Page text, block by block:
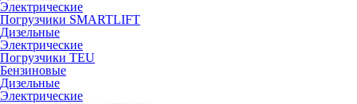
Электрические
Погрузчики SMARTLIFT
Дизельные
Электрические
Погрузчики TEU
Бензиновые
Дизельные
Электрические